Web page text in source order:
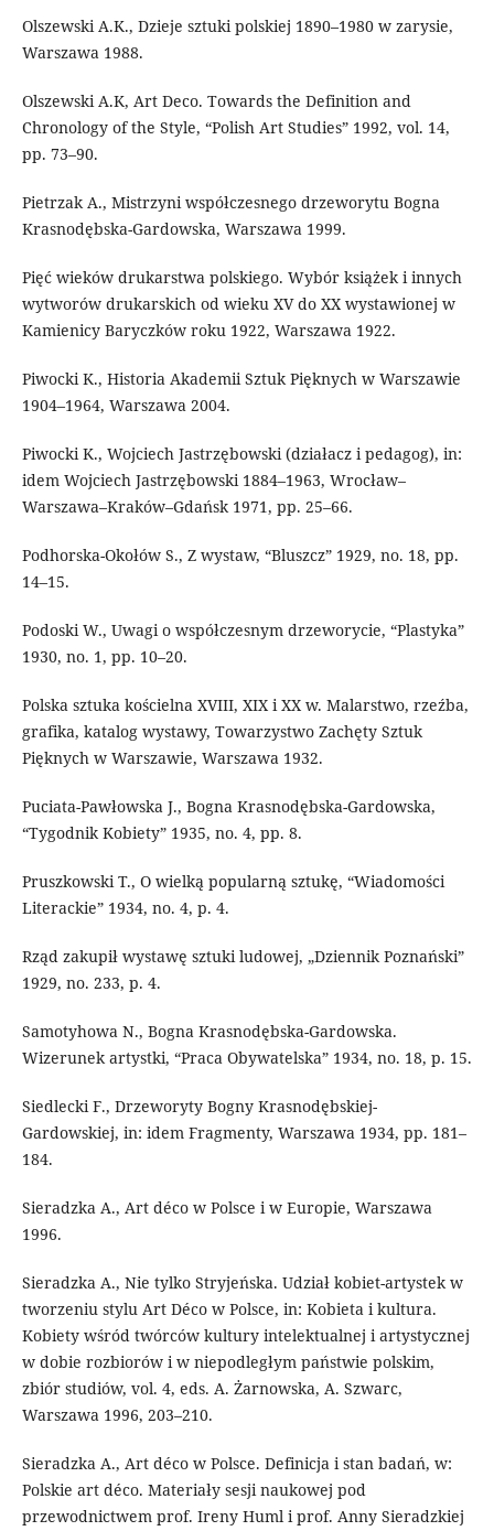
Olszewski A.K., Dzieje sztuki polskiej 1890–1980 w zarysie,
Warszawa 1988.
Olszewski A.K, Art Deco. Towards the Definition and
Chronology of the Style, “Polish Art Studies” 1992, vol. 14,
pp. 73–90.
Pietrzak A., Mistrzyni współczesnego drzeworytu Bogna
Krasnodębska-Gardowska, Warszawa 1999.
Pięć wieków drukarstwa polskiego. Wybór książek i innych
wytworów drukarskich od wieku XV do XX wystawionej w
Kamienicy Baryczków roku 1922, Warszawa 1922.
Piwocki K., Historia Akademii Sztuk Pięknych w Warszawie
1904–1964, Warszawa 2004.
Piwocki K., Wojciech Jastrzębowski (działacz i pedagog), in:
idem Wojciech Jastrzębowski 1884–1963, Wrocław–
Warszawa–Kraków–Gdańsk 1971, pp. 25–66.
Podhorska-Okołów S., Z wystaw, “Bluszcz” 1929, no. 18, pp.
14–15.
Podoski W., Uwagi o współczesnym drzeworycie, “Plastyka”
1930, no. 1, pp. 10–20.
Polska sztuka kościelna XVIII, XIX i XX w. Malarstwo, rzeźba,
grafika, katalog wystawy, Towarzystwo Zachęty Sztuk
Pięknych w Warszawie, Warszawa 1932.
Puciata-Pawłowska J., Bogna Krasnodębska-Gardowska,
“Tygodnik Kobiety” 1935, no. 4, pp. 8.
Pruszkowski T., O wielką popularną sztukę, “Wiadomości
Literackie” 1934, no. 4, p. 4.
Rząd zakupił wystawę sztuki ludowej, „Dziennik Poznański”
1929, no. 233, p. 4.
Samotyhowa N., Bogna Krasnodębska-Gardowska.
Wizerunek artystki, “Praca Obywatelska” 1934, no. 18, p. 15.
Siedlecki F., Drzeworyty Bogny Krasnodębskiej-
Gardowskiej, in: idem Fragmenty, Warszawa 1934, pp. 181–
184.
Sieradzka A., Art déco w Polsce i w Europie, Warszawa
1996.
Sieradzka A., Nie tylko Stryjeńska. Udział kobiet-artystek w
tworzeniu stylu Art Déco w Polsce, in: Kobieta i kultura.
Kobiety wśród twórców kultury intelektualnej i artystycznej
w dobie rozbiorów i w niepodległym państwie polskim,
zbiór studiów, vol. 4, eds. A. Żarnowska, A. Szwarc,
Warszawa 1996, 203–210.
Sieradzka A., Art déco w Polsce. Definicja i stan badań, w:
Polskie art déco. Materiały sesji naukowej pod
przewodnictwem prof. Ireny Huml i prof. Anny Sieradzkiej